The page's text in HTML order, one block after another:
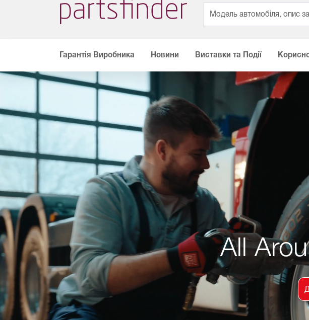
Гарантія Виробника Новини Виставки та Події
All